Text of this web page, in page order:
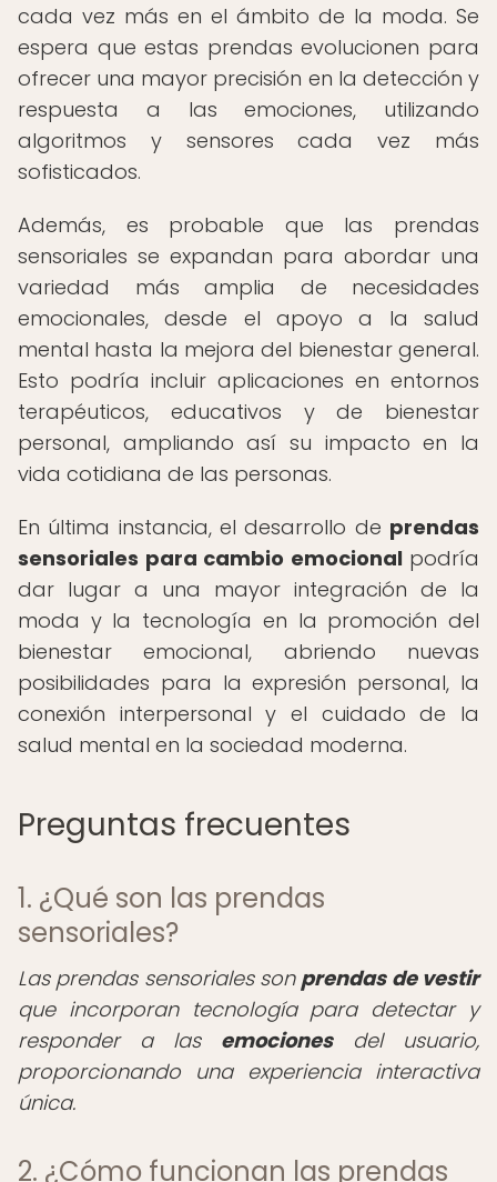
cada vez más en el ámbito de la moda. Se
espera que estas prendas evolucionen para
ofrecer una mayor precisión en la detección y
respuesta a las emociones, utilizando
algoritmos y sensores cada vez más
sofisticados.
Además, es probable que las prendas
sensoriales se expandan para abordar una
variedad más amplia de necesidades
emocionales, desde el apoyo a la salud
mental hasta la mejora del bienestar general.
Esto podría incluir aplicaciones en entornos
terapéuticos, educativos y de bienestar
personal, ampliando así su impacto en la
vida cotidiana de las personas.
En última instancia, el desarrollo de prendas
sensoriales para cambio emocionalpodría
dar lugar a una mayor integración de la
moda y la tecnología en la promoción del
bienestar emocional, abriendo nuevas
posibilidades para la expresión personal, la
conexión interpersonal y el cuidado de la
salud mental en la sociedad moderna.
Preguntas frecuentes
1. ¿Qué son las prendas
sensoriales?
Las prendas sensoriales son prendas de vestir
que incorporan tecnología para detectar y
responder a las emocionesdel usuario,
proporcionando una experiencia interactiva
única.
2. ¿Cómo funcionan las prendas